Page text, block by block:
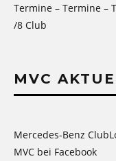
Termine – Termine –
/8 Club
MVC
Mercedes-Benz
MVC bei Facebook